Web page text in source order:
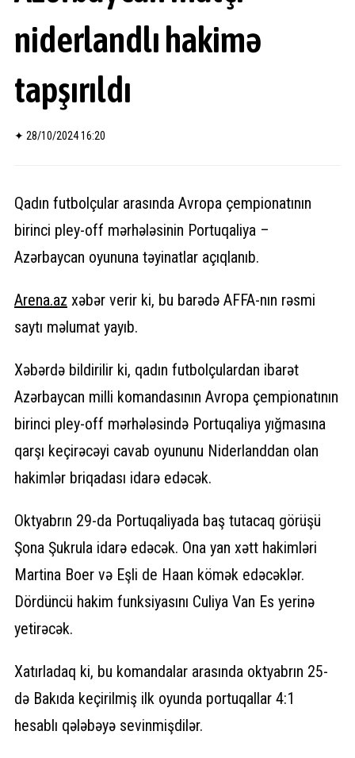
niderlandlı hakimə
tapşırıldı
✦ 28/10/2024 16:20
Qadın futbolçular arasında Avropa çempionatının
birinci pley-off mərhələsinin Portuqaliya –
Azərbaycan oyununa təyinatlar açıqlanıb.
Arena.az xəbər verir ki, bu barədə AFFA-nın rəsmi
saytı məlumat yayıb.
Xəbərdə bildirilir ki, qadın futbolçulardan ibarət
Azərbaycan milli komandasının Avropa çempionatının
birinci pley-off mərhələsində Portuqaliya yığmasına
qarşı keçirəcəyi cavab oyununu Niderlanddan olan
hakimlər briqadası idarə edəcək.
Oktyabrın 29-da Portuqaliyada baş tutacaq görüşü
Şona Şukrula idarə edəcək. Ona yan xətt hakimləri
Martina Boer və Eşli de Haan kömək edəcəklər.
Dördüncü hakim funksiyasını Culiya Van Es yerinə
yetirəcək.
Xatırladaq ki, bu komandalar arasında oktyabrın 25-
də Bakıda keçirilmiş ilk oyunda portuqallar 4:1
hesablı qələbəyə sevinmişdilər.